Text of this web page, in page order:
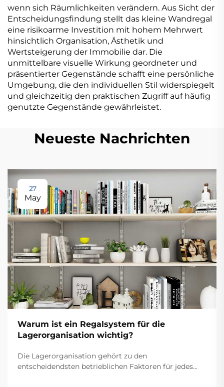
wenn sich Räumlichkeiten verändern. Aus Sicht der
Entscheidungsfindung stellt das kleine Wandregal
eine risikoarme Investition mit hohem Mehrwert
hinsichtlich Organisation, Ästhetik und
Wertsteigerung der Immobilie dar. Die
unmittelbare visuelle Wirkung geordneter und
präsentierter Gegenstände schafft eine persönliche
Umgebung, die den individuellen Stil widerspiegelt
und gleichzeitig den praktischen Zugriff auf häufig
genutzte Gegenstände gewährleistet.
Neueste Nachrichten
27
May
Warum ist ein Regalsystem für die
Lagerorganisation wichtig?
Die Lagerorganisation gehört zu den
entscheidendsten betrieblichen Faktoren für jedes